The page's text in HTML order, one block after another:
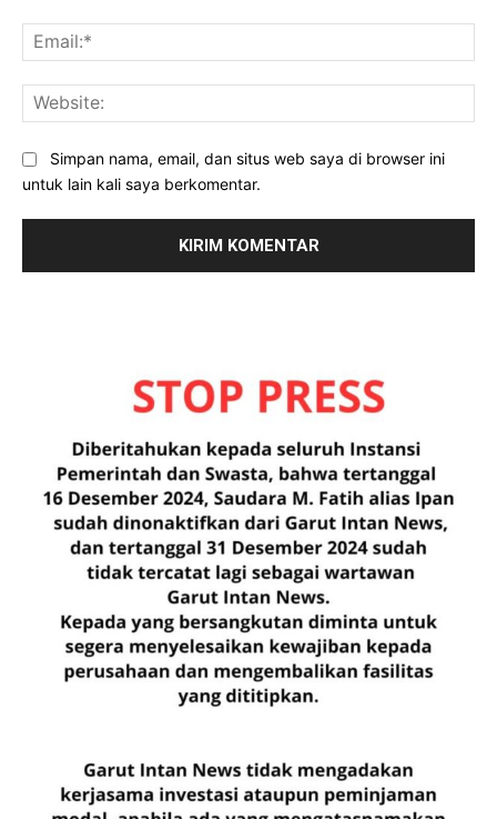
Simpan nama, email, dan situs web saya di browser ini
untuk lain kali saya berkomentar.